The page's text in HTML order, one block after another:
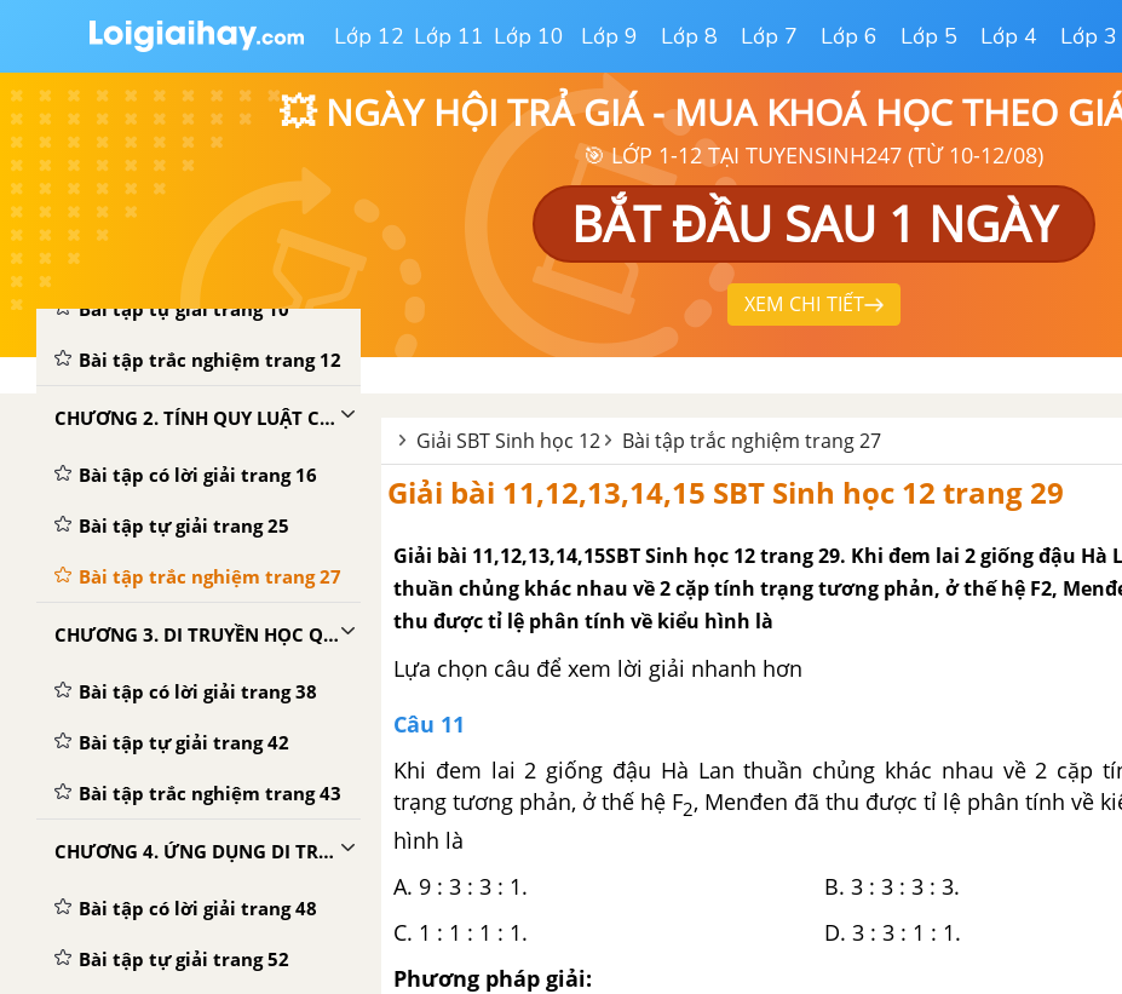
Lớp 12 Lớp 11 Lớp 10 Lớp 9 Lớp 8 Lớp 7 Lớp 6 Lớp 5 Lớp 4 Lớp 3
💥 NGÀY HỘI TRẢ GIÁ - MUA KHOÁ HỌC THEO
🎯 LỚP 1-12 TẠI TUYENSINH247 (TỪ 10-12/08)
BẮT ĐẦU SAU 1 NGÀY
XEM CHI TIẾT
CHƯƠNG 1. CƠ CHẾ DI TRUYỀN VÀ BIẾN DỊ
Bài tập có lời giải trang 5
Bài tập tự giải trang 10
Bài tập trắc nghiệm trang 12
CHƯƠNG 2. TÍNH QUY LUẬT CỦA HIỆN TƯỢNG DI TRUYỀN
Bài tập có lời giải trang 16
Bài tập tự giải trang 25
Bài tập trắc nghiệm trang 27
CHƯƠNG 3. DI TRUYỀN HỌC QUẦN THỂ
Bài tập có lời giải trang 38
Bài tập tự giải trang 42
Bài tập trắc nghiệm trang 43
CHƯƠNG 4. ỨNG DỤNG DI TRUYỀN HỌC
Bài tập có lời giải trang 48
Bài tập tự giải trang 52
Giải SBT Sinh học 12 Bài tập trắc nghiệm trang 27
Giải bài 11,12,13,14,15 SBT Sinh học 12 trang 29
Giải bài 11,12,13,14,15SBT Sinh học 12 trang 29. Khi đem lai 2 giống đậu Hà
thuần chủng khác nhau về 2 cặp tính trạng tương phản, ở thế hệ F2,
thu được tỉ lệ phân tính về kiểu hình là
Lựa chọn câu để xem lời giải nhanh hơn
Câu 11
Khi đem lai 2 giống đậu Hà Lan thuần chủng khác nhau về 2 cặp
trạng tương phản, ở thế hệ F2, Menđen đã thu được tỉ lệ phân tính về
hình là
A. 9 : 3 : 3 : 1. B. 3 : 3 : 3 : 3.
C. 1 : 1 : 1 : 1. D. 3 : 3 : 1 : 1.
Phương pháp giải: